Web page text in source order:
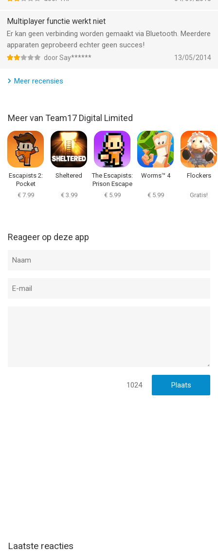
WORMS van Team17 Digital Limited is een iPhone app met iOS
versie 6.0 of hoger, geschikt bevonden voor gebruikers met
Multiplayer functie werkt niet
Er kan geen verbinding worden gemaakt via Bluetooth. Meerdere
apparaten geprobeerd echter geen succes!
door Say****** 13/05/2014
Meer recensies
Meer van Team17 Digital Limited
Escapists 2:
Pocket
Breakout
€ 7.99
Sheltered
€ 3.99
The Escapists:
Prison Escape
€ 5.99
Worms™ 4
€ 5.99
Flockers
Gratis!
Reageer op deze app
1024
Laatste reacties